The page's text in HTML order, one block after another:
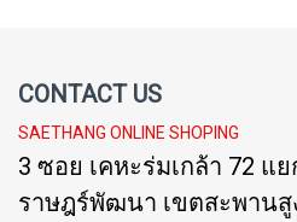
CONTACT US
SAETHANG ONLINE SHOPING
3 ซอย เคหะร่มเกล้า 72 แ
ราษฎร์พัฒนา เขตสะพานสู